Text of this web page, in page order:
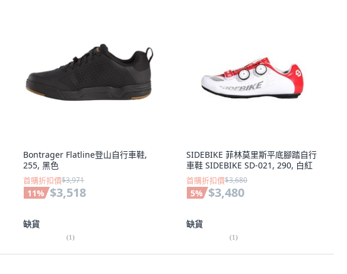
Bontrager Flatline登山自行車鞋,
255, 黑色
首購折扣價$3,971
11% $3,518
缺貨
(1)
SIDEBIKE 菲林莫里斯平底腳踏自行
車鞋 SIDEBIKE SD-021, 290, 白紅
首購折扣價$3,680
5% $3,480
缺貨
(1)